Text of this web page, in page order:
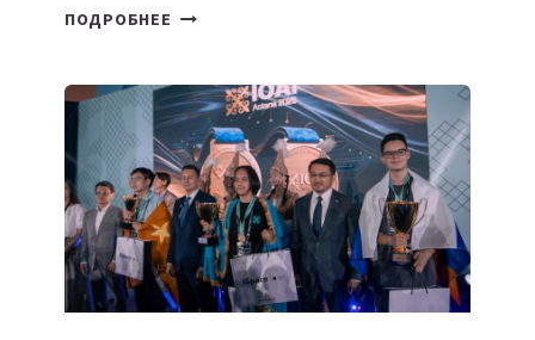
ПОДРОБНЕЕ СБОРНАЯ
В
ИСТОРИИ
ЗАВОЕВАЛА
МЕДАЛЬ
НА
МЕЖДУНАРОДНОЙ
ОЛИМПИАДЕ
ПО